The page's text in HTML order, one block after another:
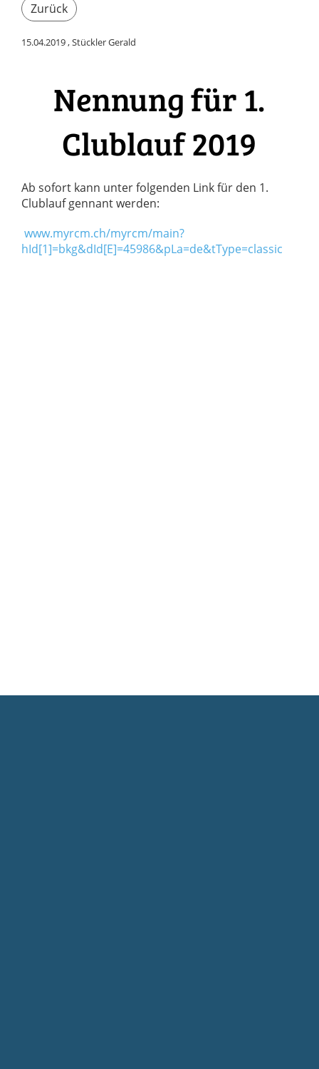
Zurück
15.04.2019, Stückler Gerald
Nennung für 1.
Clublauf 2019
Ab sofort kann unter folgenden Link für den 1.
Clublauf gennant werden:
www.myrcm.ch/myrcm/main?
hId[1]=bkg&dId[E]=45986&pLa=de&tType=classic